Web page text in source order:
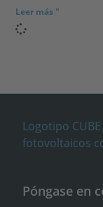
Leer más "
Póngase en